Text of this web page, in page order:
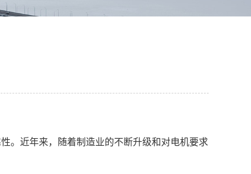
。近年来，随着制造业的不断升级和对电机要求